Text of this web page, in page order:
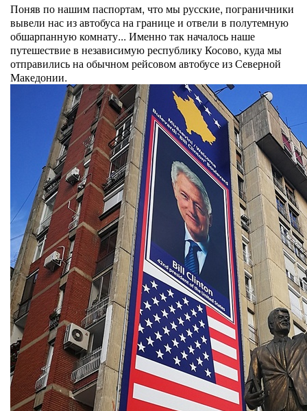
Поняв по нашим паспортам, что мы русские, пограничники
вывели нас из автобуса на границе и отвели в полутемную
обшарпанную комнату... Именно так началось наше
путешествие в независимую республику Косово, куда мы
отправились на обычном рейсовом автобусе из Северной
Македонии.